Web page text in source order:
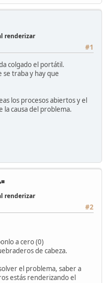
renderizar
#1
colgado el portátil.
se traba y hay que
los procesos abiertos y el
causa del problema.
renderizar
#2
a cero (0)
de cabeza.
el problema, saber a
estás renderizando el